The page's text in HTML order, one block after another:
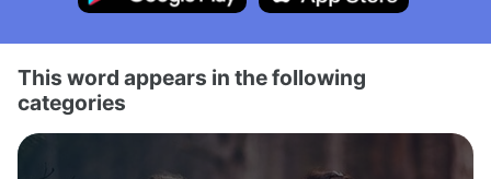
This word appears in the following
categories